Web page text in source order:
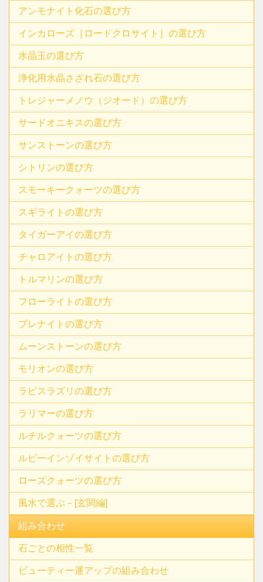
アンモナイト化石の選び方
インカローズ［ロードクロサイト］の選び方
水晶玉の選び方
浄化用水晶さざれ石の選び方
トレジャーメノウ（ジオード）の選び方
サードオニキスの選び方
サンストーンの選び方
シトリンの選び方
スモーキークォーツの選び方
スギライトの選び方
タイガーアイの選び方
チャロアイトの選び方
トルマリンの選び方
フローライトの選び方
プレナイトの選び方
ムーンストーンの選び方
モリオンの選び方
ラピスラズリの選び方
ラリマーの選び方
ルチルクォーツの選び方
ルビーインゾイサイトの選び方
ローズクォーツの選び方
風水で選ぶ－[玄関編]
組み合わせ
石ごとの相性一覧
ビューティー運アップの組み合わせ